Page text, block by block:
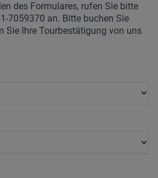
des Formulares, rufen Sie bitte
7059370 an. Bitte buchen Sie
Sie Ihre Tourbestätigung von uns